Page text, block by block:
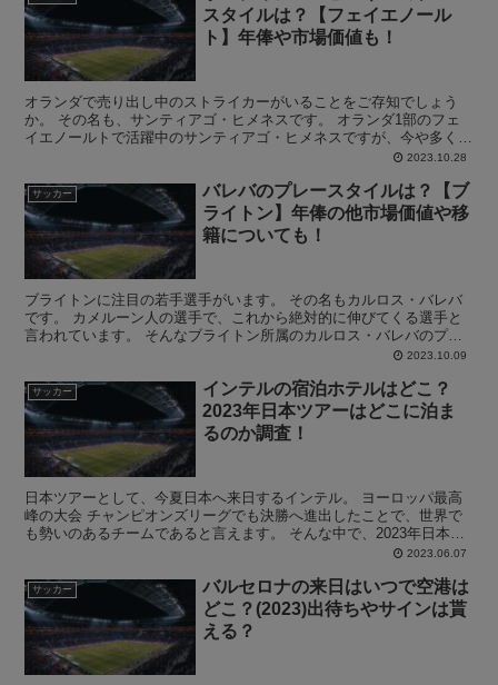
スタイルは？【フェイエノール
ト】年俸や市場価値も！
オランダで売り出し中のストライカーがいることをご存知でしょう
か。 その名も、サンティアゴ・ヒメネスです。 オランダ1部のフェ
イエノールトで活躍中のサンティアゴ・ヒメネスですが、今や多くの
ビッグクラブが注目している存在です。 そんなヒメネスの...2023.10.28
サッカー
バレバのプレースタイルは？【ブ
ライトン】年俸の他市場価値や移
籍についても！
ブライトンに注目の若手選手がいます。 その名もカルロス・バレバ
です。 カメルーン人の選手で、これから絶対的に伸びてくる選手と
言われています。 そんなブライトン所属のカルロス・バレバのプレ
ースタイルや年俸、市場価値などが気になる方は多いのでは...2023.10.09
サッカー
インテルの宿泊ホテルはどこ？
2023年日本ツアーはどこに泊ま
るのか調査！
日本ツアーとして、今夏日本へ来日するインテル。 ヨーロッパ最高
峰の大会 チャンピオンズリーグでも決勝へ進出したことで、世界で
も勢いのあるチームであると言えます。 そんな中で、2023年日本ツ
アーでインテルの宿泊ホテルはどこになるのか？と気に...
2023.06.07
サッカー
バルセロナの来日はいつで空港は
どこ？(2023)出待ちやサインは貰
える？